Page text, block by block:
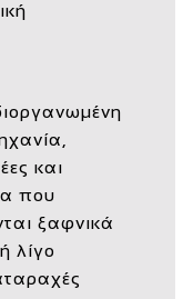
και
που
ξαφνικά
λίγο